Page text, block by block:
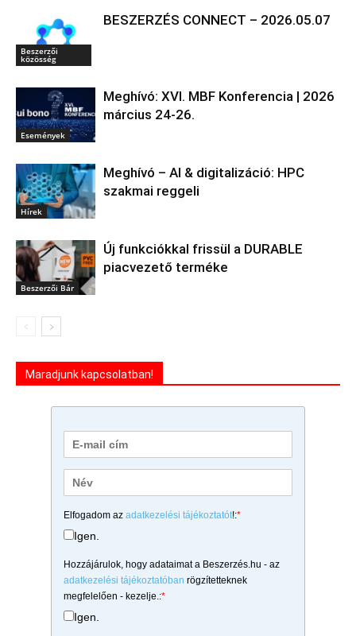
Beszerzői
közösség
BESZERZÉS CONNECT – 2026.05.07
Események
Meghívó: XVI. MBF Konferencia | 2026
március 24-26.
Hírek
Meghívó – AI & digitalizáció: HPC
szakmai reggeli
Beszerzői Bár
Új funkciókkal frissül a DURABLE
piacvezető terméke
Maradjunk kapcsolatban!
Elfogadom az adatkezelési tájékoztatót!:*
Igen.
Hozzájárulok, hogy adataimat a Beszerzés.hu - az
adatkezelési tájékoztatóban rögzítetteknek
megfelelően - kezelje.:*
Igen.